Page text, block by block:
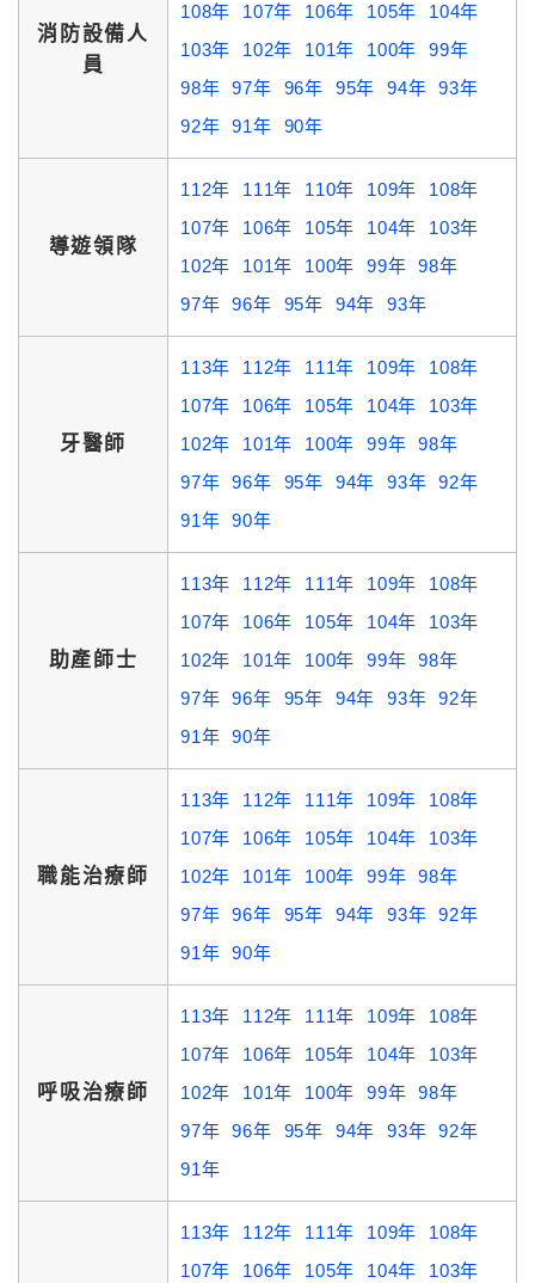
消防設備人
員
108年
107年 106年 105年
104年
103年
102年 101年 100年
99年
98年
97年 96年 95年 94年
93年
92年
91年 90年
導遊領隊
112年 111年 110年 109年
108年
107年
106年 105年 104年
103年
102年
101年 100年 99年
98年
97年
96年 95年 94年 93年
牙醫師
113年 112年 111年 109年
108年
107年
106年 105年 104年
103年
102年
101年 100年 99年
98年
97年
96年 95年 94年 93年
92年
91年
90年
助產師士
113年 112年 111年 109年
108年
107年
106年 105年 104年
103年
102年
101年 100年 99年
98年
97年
96年 95年 94年 93年
92年
91年
90年
職能治療師
113年 112年 111年 109年
108年
107年
106年 105年 104年
103年
102年
101年 100年 99年
98年
97年
96年 95年 94年 93年
92年
91年
90年
呼吸治療師
113年 112年 111年 109年
108年
107年
106年 105年 104年
103年
102年
101年 100年 99年
98年
97年
96年 95年 94年 93年
92年
91年
113年 112年 111年 109年
108年
107年
106年 105年 104年
103年